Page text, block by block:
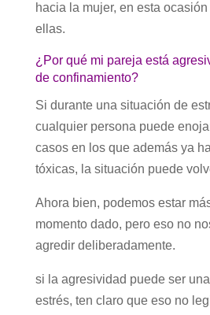
hacia la mujer, en esta
ellas.
¿Por qué mi pareja está
de confinamiento?
Si durante una situación de
cualquier persona puede
casos en los que además ya
tóxicas, la situación puede
Ahora bien, podemos estar
momento dado, pero eso no
agredir deliberadamente.
si la agresividad puede ser
estrés, ten claro que eso no